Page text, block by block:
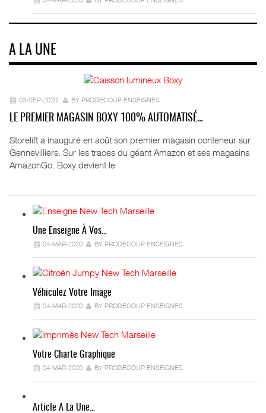
A LA UNE
03-SEP-2020 BY PRODECOUP ENSEIGNES
LE PREMIER MAGASIN BOXY 100% AUTOMATISÉ…
Storelift a inauguré en août son premier magasin conteneur sur
Gennevilliers. Sur les traces du géant Amazon et ses magasins
AmazonGo. Boxy devient le
Une Enseigne À Vos…
04-MAR-2020 BY PRODECOUP ENSEIGNES
Véhiculez Votre Image
04-MAR-2020 BY PRODECOUP ENSEIGNES
Votre Charte Graphique
04-MAR-2020 BY PRODECOUP ENSEIGNES
Article A La Une…